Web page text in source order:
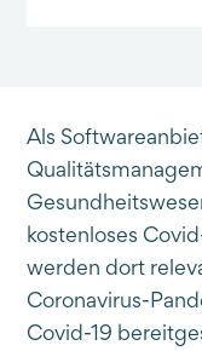
Als
kostenloses
werden dort
Coronavirus-
Covid-19